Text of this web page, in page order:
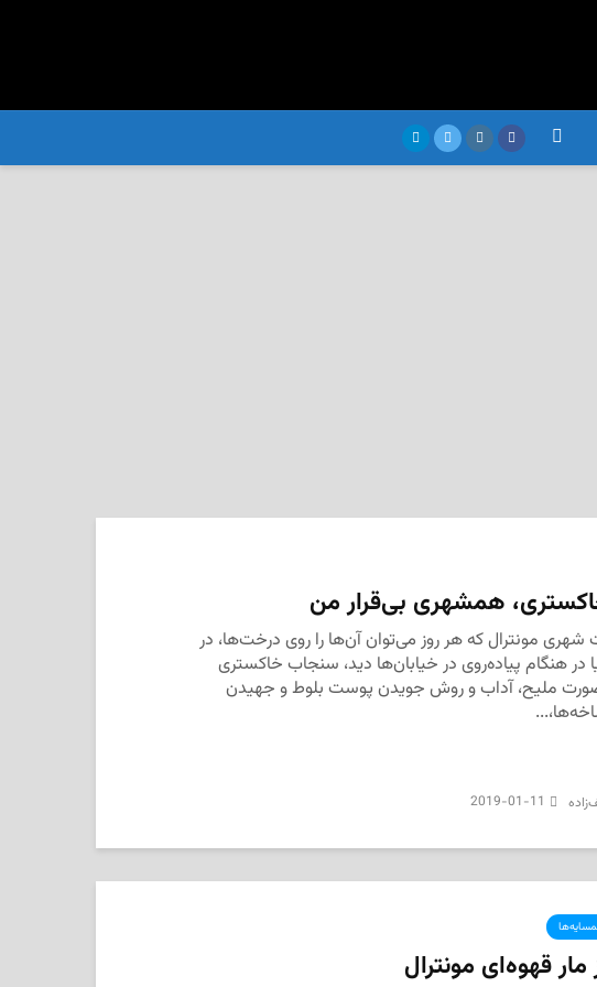
همشهری بی‌قرار من
شهری مونترال که هر روز می‌توان آن‌‌ها را روی درخت‌ها، در
در هنگام پیاده‌روی در خیابان‌ها دید، سنجاب خاکستری
ملیح، آداب و روش جویدن پوست بلوط و جهیدن
2019-01-11
قهوه‌ای مونترال